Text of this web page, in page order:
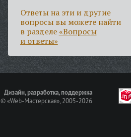
Ответы на эти и другие
вопросы вы можете найти
в разделе«Вопросы
и ответы»
Дизайн, разработка, поддержка
©«Web-Мастерская» , 2005-2026